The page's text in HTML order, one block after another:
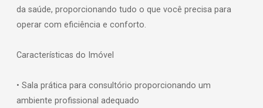
da saúde, proporcionando tudo o que você precisa para
operar com eficiência e conforto.
Características do Imóvel
• Sala prática para consultório proporcionando um
ambiente profissional adequado